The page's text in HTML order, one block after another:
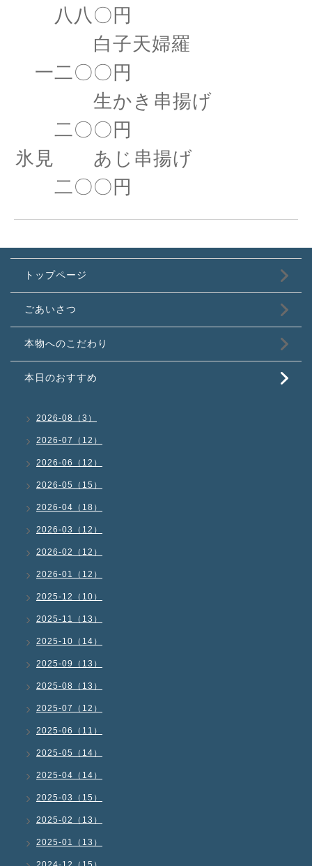
八八〇円
白子天婦羅
一二〇〇円
生かき串揚げ
二〇〇円
氷見 あじ串揚げ
二〇〇円
トップページ
ごあいさつ
本物へのこだわり
本日のおすすめ
2026-08（3）
2026-07（12）
2026-06（12）
2026-05（15）
2026-04（18）
2026-03（12）
2026-02（12）
2026-01（12）
2025-12（10）
2025-11（13）
2025-10（14）
2025-09（13）
2025-08（13）
2025-07（12）
2025-06（11）
2025-05（14）
2025-04（14）
2025-03（15）
2025-02（13）
2025-01（13）